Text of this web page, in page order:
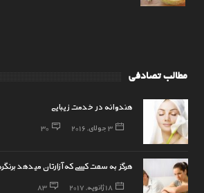
مطالب تصادفی
هندوانه در خدمت زیبایی
3 جولای, 2016 30
هرگز به سمت کسی که آزارتان میدهد
18 ژانویه, 2017 83